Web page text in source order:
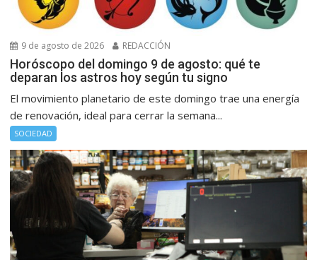
9 de agosto de 2026 REDACCIÓN
Horóscopo del domingo 9 de agosto: qué te
deparan los astros hoy según tu signo
El movimiento planetario de este domingo trae una energía
de renovación, ideal para cerrar la semana...
SOCIEDAD